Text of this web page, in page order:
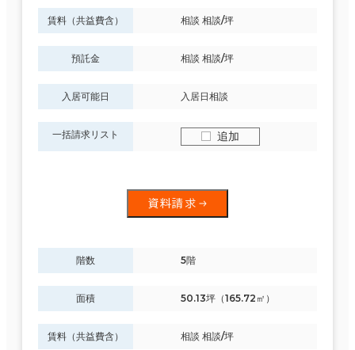
賃料（共益費含） 相談 相談/坪
預託金 相談 相談/坪
入居可能日 入居日相談
一括請求リスト 追加
資料請求
階数 5階
面積 50.13坪（165.72㎡）
賃料（共益費含） 相談 相談/坪